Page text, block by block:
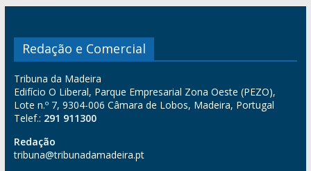
Redação e Comercial
Tribuna da Madeira
Edifício O Liberal, Parque Empresarial Zona Oeste (PEZO),
Lote n.º 7, 9304-006 Câmara de Lobos, Madeira, Portugal
Telef.: 291 911300
Redação
tribuna@tribunadamadeira.pt